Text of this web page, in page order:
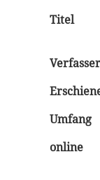
Titel
Verfasser
Umfang
online